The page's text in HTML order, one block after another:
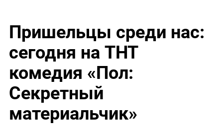
Пришельцы среди нас:
сегодня на ТНТ
комедия «Пол:
Секретный
материальчик»